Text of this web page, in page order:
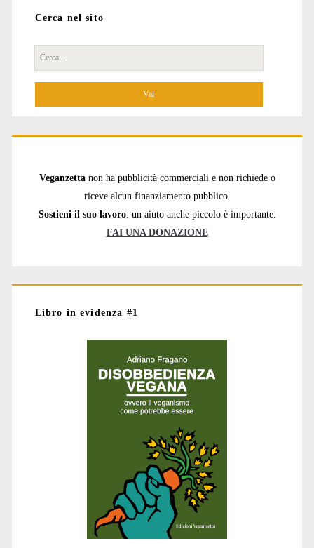
Cerca nel sito
Cerca
per:
Veganzetta non ha pubblicità commerciali e non richiede o
riceve alcun finanziamento pubblico.
Sostieni il suo lavoro: un aiuto anche piccolo è importante.
FAI UNA DONAZIONE
Libro in evidenza #1